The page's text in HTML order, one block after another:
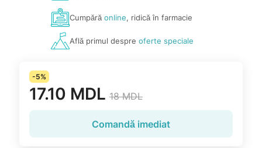
Cumpărăonline, ridică în farmacie
Află primul despre oferte speciale
-5%
17.10 MDL 18 MDL
Comandă imediat